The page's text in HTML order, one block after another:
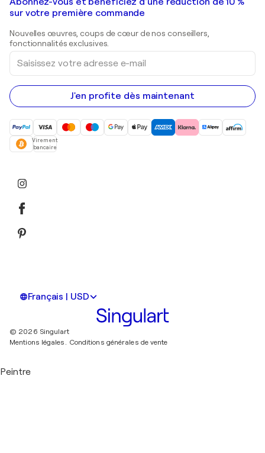
Shepard Fairey
Peintures de paysage
Estampes
Peintures acryliques
Galeries d'art en Belgique
sur votre première commande
Nouvelles œuvres, coups de cœur de nos conseillers,
fonctionnalités exclusives.
Saisissez
votre
adresse
e-
mail
J'en profite dès maintenant
Virement
bancaire
Français | USD
© 2026 Singulart
Mentions légales.
Conditions générales de vente
Peintre